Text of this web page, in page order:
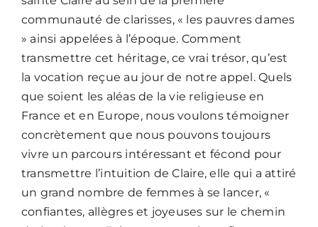
communauté de clarisses, « les pauvres dames
» ainsi appelées à l’époque. Comment
transmettre cet héritage, ce vrai trésor, qu’est
la vocation reçue au jour de notre appel. Quels
que soient les aléas de la vie religieuse en
France et en Europe, nous voulons témoigner
concrètement que nous pouvons toujours
vivre un parcours intéressant et fécond pour
transmettre l’intuition de Claire, elle qui a attiré
un grand nombre de femmes à se lancer, «
confiantes, allègres et joyeuses sur le chemin